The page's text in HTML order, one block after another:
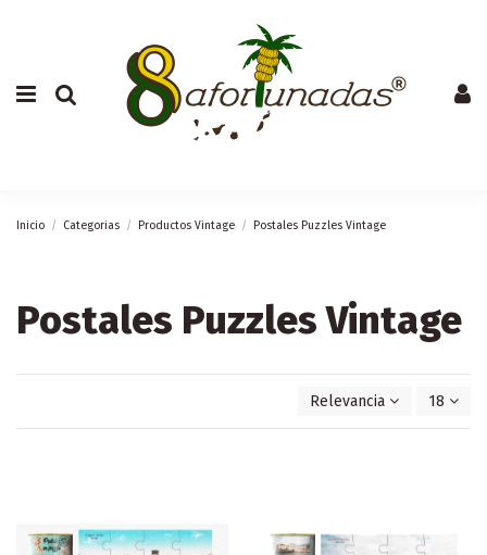
Inicio Categorias Productos Vintage Postales Puzzles Vintage
Postales Puzzles Vintage
Relevancia 18